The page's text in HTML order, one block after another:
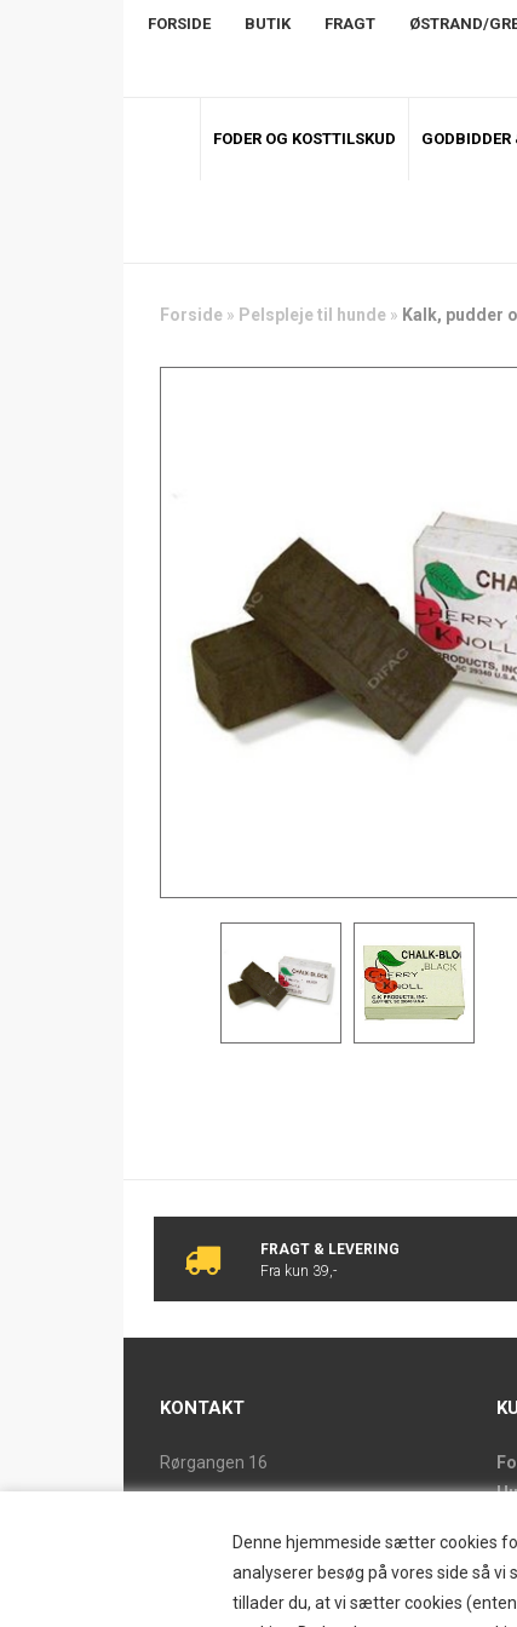
Denne hjemmeside sætter cookies
analyserer besøg på vores side så
tillader du, at vi sætter cookies
FORSIDE BUTIK FRAGT ØSTRAND/
FODER OG KOSTTILSKUD GODBIDDER
Forside » Pelspleje til hunde » Kalk, pudder
FRAGT & LEVERING
Fra kun 39,-
KONTAKT
Rørgangen 16
Tlf. 46 15 38 39
ostrand@ostrand.dk
CVR: DK 77948228 drives af